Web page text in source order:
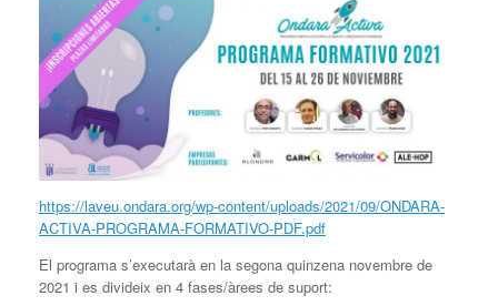
https://laveu.ondara.org/wp-content/uploads/2021/09/ONDARA-
ACTIVA-PROGRAMA-FORMATIVO-PDF.pdf
El programa s’executarà en la segona quinzena novembre de
2021 i es divideix en 4 fases/àrees de suport: